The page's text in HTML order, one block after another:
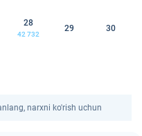
28
42 732
29 30
narxni ko'rish uchun